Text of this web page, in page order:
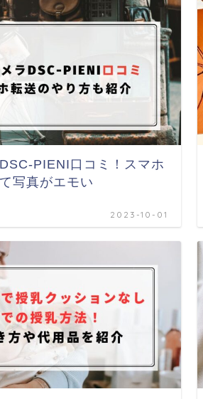
PIENI口コミ！スマホ
写真がエモい
2023-10-01